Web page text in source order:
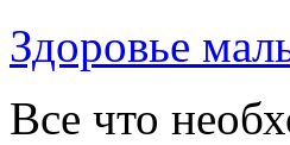
Здоровье
Все что